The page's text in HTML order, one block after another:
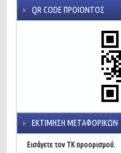
QR CODE ΠΡΟΙΌΝΤΟΣ
ΕΚΤΊΜΗΣΗ ΜΕΤΑΦΟΡΙΚΏΝ
Εισάγετε τον ΤΚ προορισμού.